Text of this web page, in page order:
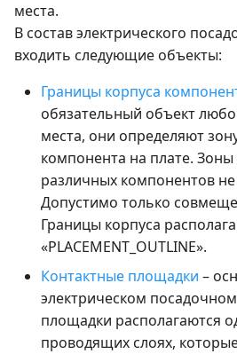
места.
В состав электрического
входить следующие объекты:
Границы корпуса
обязательный объект
места, они определяют
компонента на плате.
различных компонентов не
Допустимо только
Границы корпуса
«PLACEMENT_OUTLINE».
Контактные площадки –
электрическом
площадки располагаются
проводящих слоях,